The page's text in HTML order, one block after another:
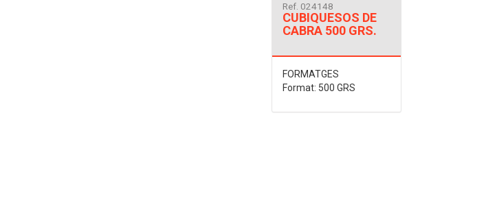
Ref. 024148
CUBIQUESOS DE
CABRA 500 GRS.
FORMATGES
Format: 500 GRS